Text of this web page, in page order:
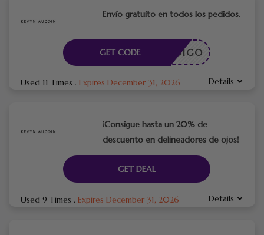
Envío gratuito en todos los pedidos.
CÓDIGO
GET CODE
Used 11 Times . Expires December 31, 2026 Details
¡Consigue hasta un 20% de
descuento en delineadores de ojos!
GET DEAL
Used 9 Times . Expires December 31, 2026 Details